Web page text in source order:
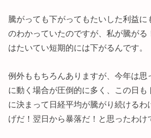
騰がっても下がってもたいした利益に
のわかっていたのですが、私が騰がる
はたいてい短期的には下がるんです。
例外ももちろんありますが、今年は思
に動く場合が圧倒的に多く、この日も
に決まって日経平均が騰がり続けるわ
げだ！翌日から暴落だ！と思ったわけ